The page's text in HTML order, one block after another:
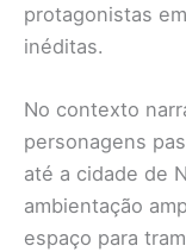
protagonistas
inéditas.
No contexto
personagens
até a cidade de
ambientação
espaço para